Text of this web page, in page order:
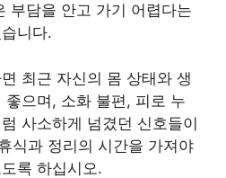
부담을 안고 가기 어렵다는
니다.
최근 자신의 몸 상태와 생
으며, 소화 불편, 피로 누
사소하게 넘겼던 신호들이
식과 정리의 시간을 가져야
록 하십시오.